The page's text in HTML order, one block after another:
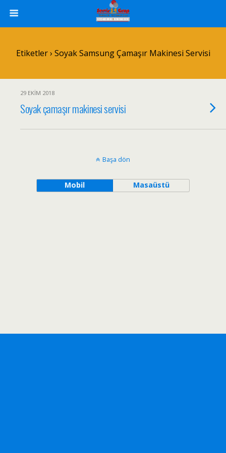
Etiketler › Soyak Samsung Çamaşır Makinesi Servisi
29 EKIM 2018
Soyak çamaşır makinesi servisi
Başa dön
Mobil Masaüstü